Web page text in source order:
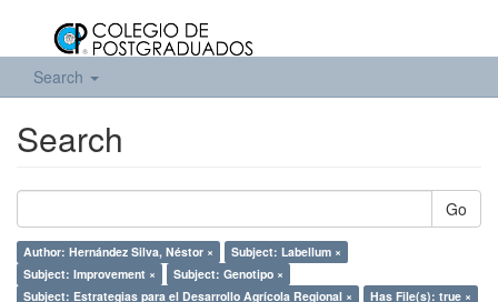
Search
Search
Go
Author: Hernández Silva, Néstor ×
Subject: Labellum ×
Subject: Improvement ×
Subject: Genotipo ×
Subject: Estrategias para el Desarrollo Agrícola Regional ×
Has File(s): true ×